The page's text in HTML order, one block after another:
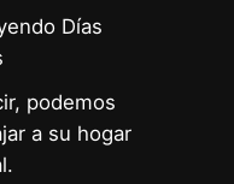
Días
podemos
a su hogar